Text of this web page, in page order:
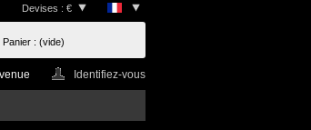
Devises : €
Panier : (vide)
Identifiez-vous